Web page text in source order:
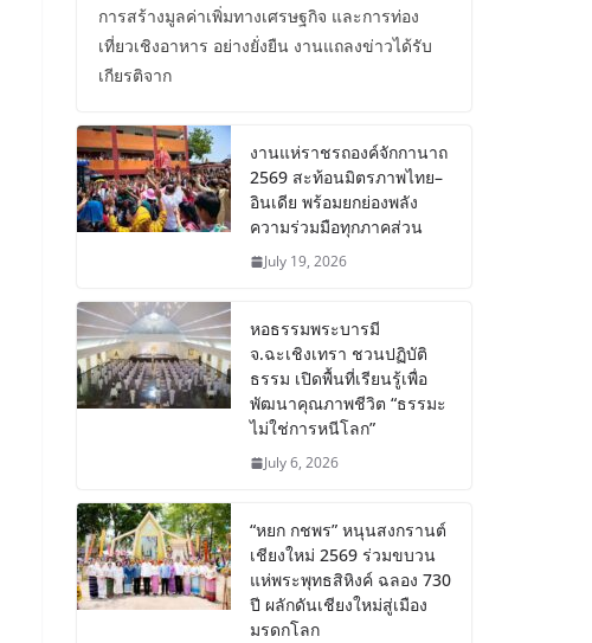
การสร้างมูลค่าเพิ่มทางเศรษฐกิจ และการท่อง
เที่ยวเชิงอาหาร อย่างยั่งยืน งานแถลงข่าวได้รับ
เกียรติจาก
งานแห่ราชรถองค์จักกานาถ
2569 สะท้อนมิตรภาพไทย–
อินเดีย พร้อมยกย่องพลัง
ความร่วมมือทุกภาคส่วน
July 19, 2026
หอธรรมพระบารมี
จ.ฉะเชิงเทรา ชวนปฏิบัติ
ธรรม เปิดพื้นที่เรียนรู้เพื่อ
พัฒนาคุณภาพชีวิต “ธรรมะ
ไม่ใช่การหนีโลก”
July 6, 2026
“หยก กชพร” หนุนสงกรานต์
เชียงใหม่ 2569 ร่วมขบวน
แห่พระพุทธสิหิงค์ ฉลอง 730
ปี ผลักดันเชียงใหม่สู่เมือง
มรดกโลก